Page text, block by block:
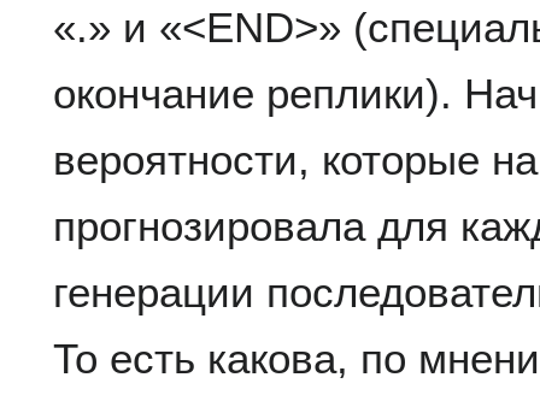
«.» и «<END>»
окончание реплики).
вероятности, которые
прогнозировала для
генерации
То есть какова, по